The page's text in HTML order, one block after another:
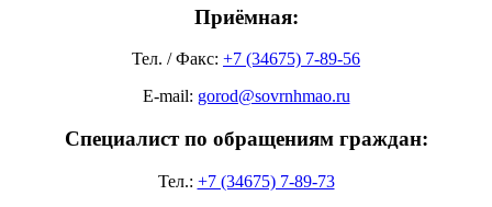
Приёмная:
Тел. / Факс: +7 (34675) 7-89-56
E-mail: gorod@sovrnhmao.ru
Специалист по обращениям граждан:
Тел.: +7 (34675) 7-89-73